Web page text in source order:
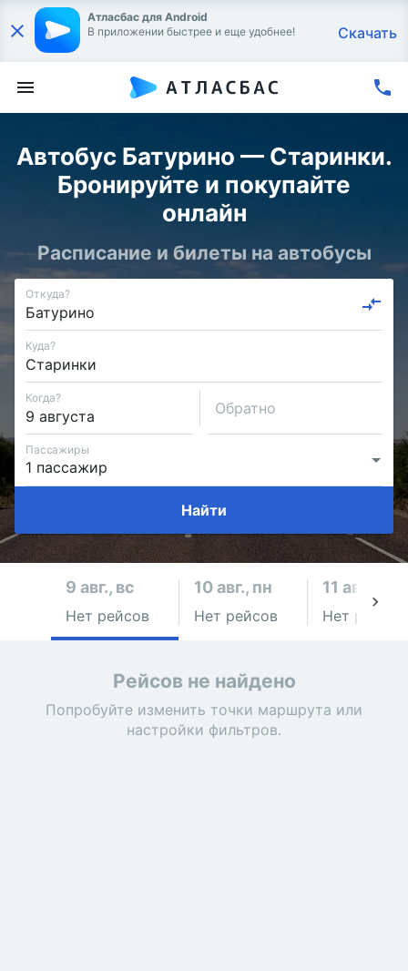
Атласбас для Android
В приложении быстрее и еще удобнее!
Скачать
Автобус Батурино — Старинки.
Бронируйте и покупайте
онлайн
Расписание и билеты на автобусы
Откуда?
Куда?
Когда?
Обратно
Пассажиры
Найти
9 авг., вс
Нет рейсов
10 авг., пн
Нет рейсов
11 авг., вт
Нет рейсов
Рейсов не найдено
Попробуйте изменить точки маршрута или
настройки фильтров.